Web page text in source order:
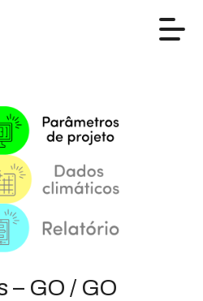
– GO / GO